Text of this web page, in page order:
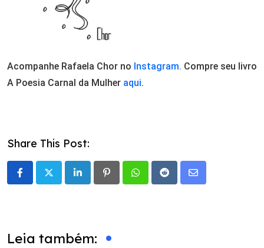
Acompanhe Rafaela Chor no Instagram. Compre seu livro
A Poesia Carnal da Mulher aqui.
Share This Post:
LinkedIn PinterestWhatsappRedditShare
Leia também: